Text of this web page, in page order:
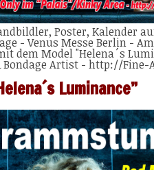
Poster, Kalender
- Venus Messe Berlin -
dem Model "Helena´s
Artist - http://Fine-
Luminance”